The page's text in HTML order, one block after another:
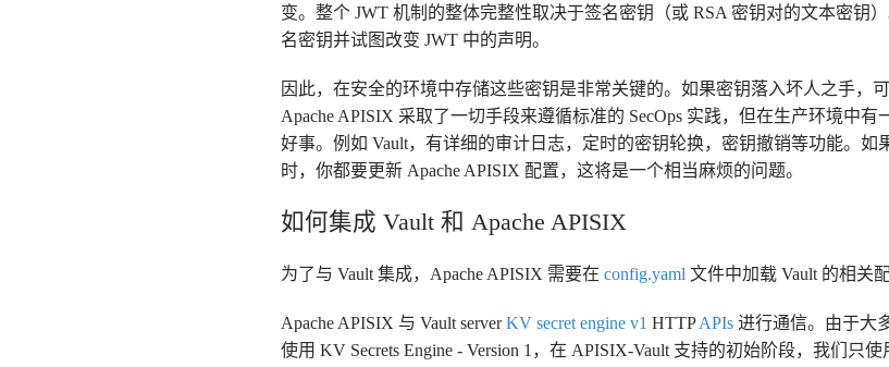
变。整个 JWT 机制的整体完整性取决于签名密钥（或 RSA 密钥对的文本密钥
名密钥并试图改变 JWT 中的声明。
因此，在安全的环境中存储这些密钥是非常关键的。如果密钥落入坏人之手，
Apache APISIX 采取了一切手段来遵循标准的 SecOps 实践，但在生产环境中
好事。例如 Vault，有详细的审计日志，定时的密钥轮换，密钥撤销等功能。
时，你都要更新 Apache APISIX 配置，这将是一个相当麻烦的问题。
如何集成 Vault 和 Apache APISIX
为了与 Vault 集成，Apache APISIX 需要在 config.yaml 文件中加载 Vault 的相关
Apache APISIX 与 Vault serverKV secret engine v1 HTTPAPIs 进行通信。由于大
使用 KV Secrets Engine - Version 1，在 APISIX-Vault 支持的初始阶段，我们只